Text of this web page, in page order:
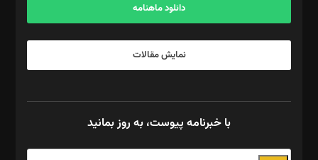
دانلود ماهنامه
نمایش مقالات
با خبرنامه پیوست، به روز بمانید